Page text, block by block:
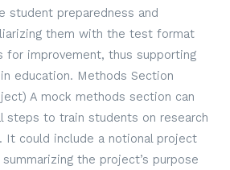
student preparedness and
them with the test format
for improvement, thus supporting
education. Methods Section
A mock methods section can
steps to train students on research
It could include a notional project
the project’s purpose